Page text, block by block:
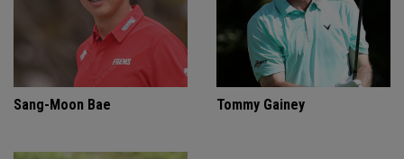
Sang-Moon Bae Tommy Gainey